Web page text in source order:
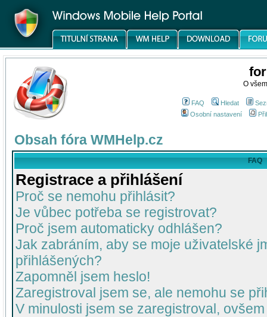
O
FAQ Hledat
Osobní nastavení
Obsah fóra WMHelp.cz
FAQ
Registrace a přihlášení
Proč se nemohu přihlásit?
Je vůbec potřeba se registrovat?
Proč jsem automaticky odhlášen?
Jak zabráním, aby se moje uživatelské
přihlášených?
Zapomněl jsem heslo!
Zaregistroval jsem se, ale nemohu se
V minulosti jsem se zaregistroval,